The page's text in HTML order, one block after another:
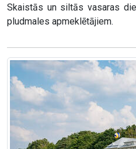
Skaistās un siltās vasaras
pludmales apmeklētājiem.